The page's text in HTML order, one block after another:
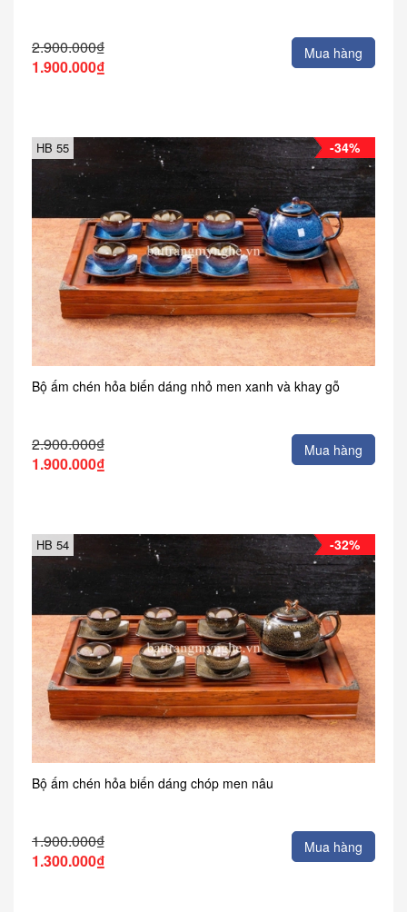
2.900.000₫
1.900.000₫
Mua hàng
-34%
HB 55
Bộ ấm chén hỏa biến dáng nhỏ men xanh và khay gỗ
2.900.000₫
1.900.000₫
Mua hàng
-32%
HB 54
Bộ ấm chén hỏa biến dáng chóp men nâu
1.900.000₫
1.300.000₫
Mua hàng